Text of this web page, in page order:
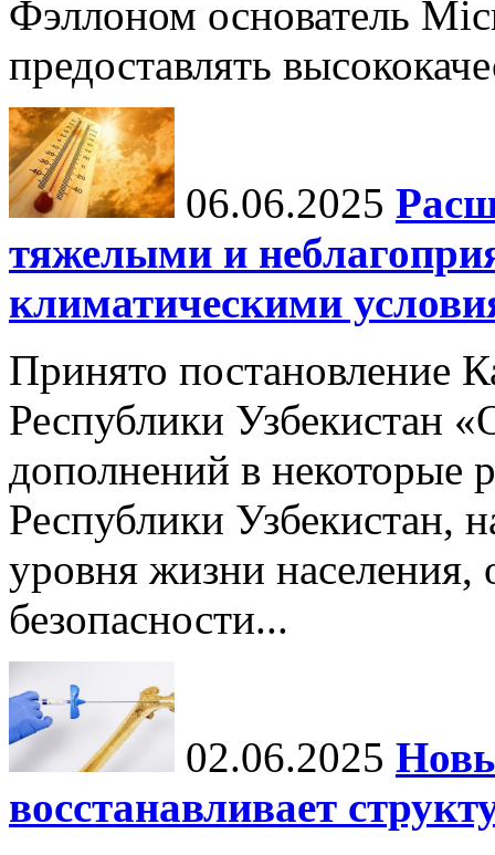
Фэллоном основатель
предоставлять
06.06.2025
тяжелыми и
климатическими
Принято постановление
Республики Узбекистан
дополнений в некоторые
Республики Узбекистан,
уровня жизни населения,
безопасности...
02.06.2025
восстанавливает